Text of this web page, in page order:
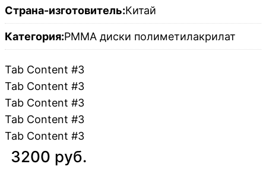
Страна-изготовитель:Китай
Категория:PMMA диски полиметилакрилат
Tab Content #3
Tab Content #3
Tab Content #3
Tab Content #3
Tab Content #3
3200 руб.